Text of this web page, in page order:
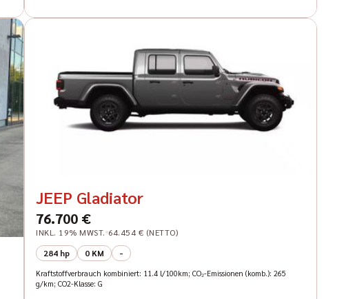
JEEP Gladiator
76.700 €
INKL. 19% MWST. 64.454 € (NETTO)
284 hp
0 KM -
Kraftstoffverbrauch kombiniert: 11.4 l/100km; CO₂-Emissionen (komb.): 265
g/km; CO2-Klasse: G